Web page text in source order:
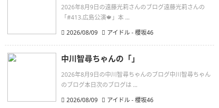
2026年8月9日の遠藤光莉さんのブログ遠藤光莉さんの
「#413.広島公演🍁」本 ...
2026/08/09
アイドル - 櫻坂46
中川智尋ちゃんの「」
2026年8月9日の中川智尋ちゃんのブログ中川智尋ちゃん
のブログ本日次のブログは ...
2026/08/09
アイドル - 櫻坂46